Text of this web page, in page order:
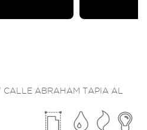
CALLE ABRAHAM TAPIA AL